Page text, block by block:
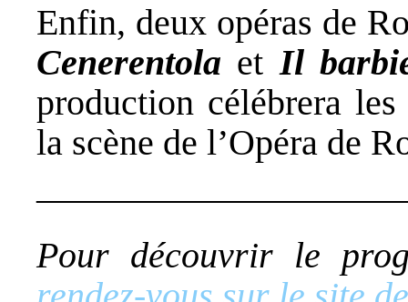
Enfin, deux opéras de
Cenerentola et Il
production célébrera
la scène de l’Opéra de
Pour découvrir le